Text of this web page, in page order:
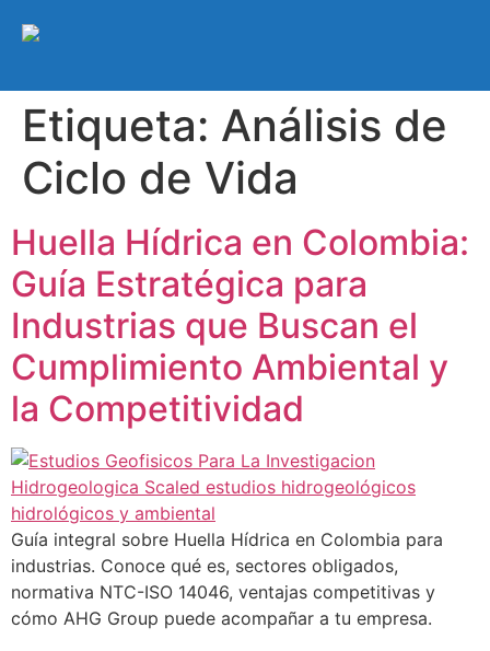
Etiqueta: Análisis de
Ciclo de Vida
Huella Hídrica en Colombia:
Guía Estratégica para
Industrias que Buscan el
Cumplimiento Ambiental y
la Competitividad
Guía integral sobre Huella Hídrica en Colombia para
industrias. Conoce qué es, sectores obligados,
normativa NTC-ISO 14046, ventajas competitivas y
cómo AHG Group puede acompañar a tu empresa.